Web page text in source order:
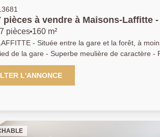
pièces à vendre à Maisons-Laffitte -
7 pièces 160 m²
- Située entre la gare et la forêt, à
meulière de caractère - Rare
alliant charme authentique et beaux volumes. Maison
séjour et salle à manger (terrasse) , cuisine
avec accès sur le jardin - 5 chambres et 3
: 01.39.62.04.04
L'ANNONCE